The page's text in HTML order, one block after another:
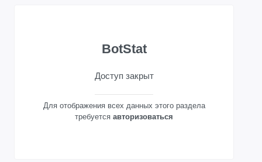
BotStat
Доступ закрыт
Для отображения всех данных этого раздела
требуется авторизоваться